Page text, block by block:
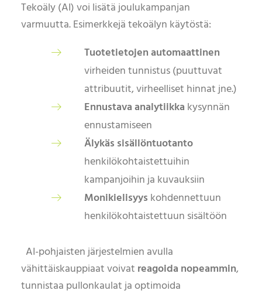
Tekoäly (AI) voi lisätä joulukampanjan
varmuutta. Esimerkkejä tekoälyn käytöstä:
Tuotetietojen automaattinen
virheiden tunnistus (puuttuvat
attribuutit, virheelliset hinnat jne.)
Ennustava analytiikka kysynnän
ennustamiseen
Älykäs sisällöntuotanto
henkilökohtaistettuihin
kampanjoihin ja kuvauksiin
Monikielisyys kohdennettuun
henkilökohtaistettuun sisältöön
AI-pohjaisten järjestelmien avulla
vähittäiskauppiaat voivat reagoida nopeammin,
tunnistaa pullonkaulat ja optimoida